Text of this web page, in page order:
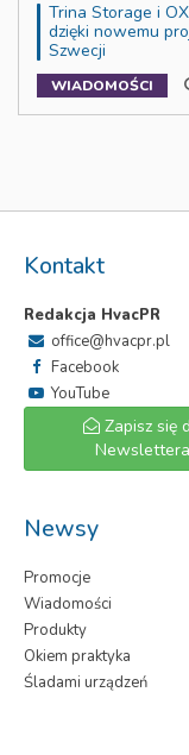
Trina Storage i
dzięki nowemu
Szwecji
WIADOMOŚCI
Kontakt
Redakcja HvacPR
office@hvacpr.pl
Facebook
YouTube
Zapisz się
Newslettera
Newsy
Promocje
Wiadomości
Produkty
Okiem praktyka
Śladami urządzeń